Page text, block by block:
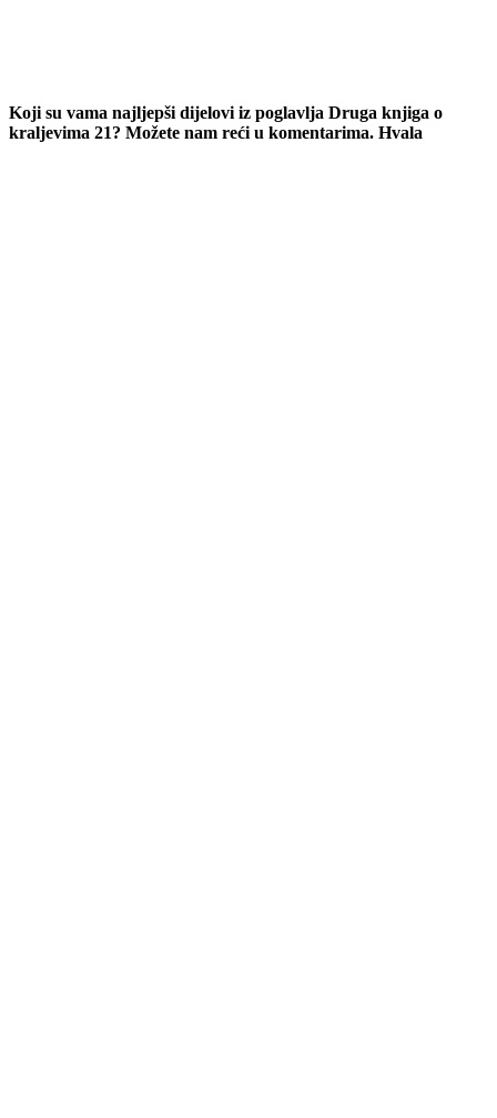
Koji su vama najljepši dijelovi iz poglavlja Druga knjiga o
kraljevima 21? Možete nam reći u komentarima. Hvala